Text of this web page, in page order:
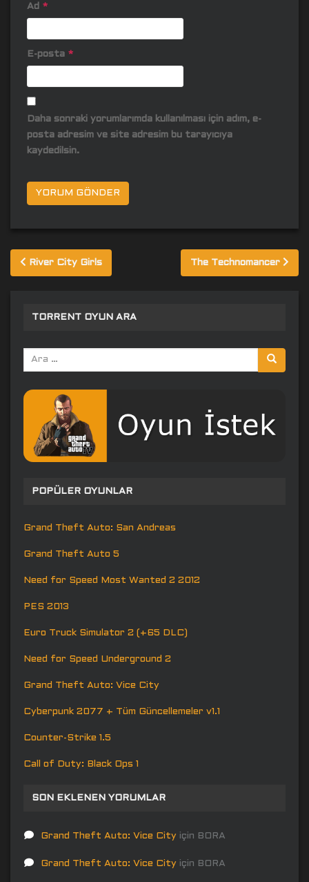
Ad *
E-posta *
Daha sonraki yorumlarımda kullanılması için adım, e-
posta adresim ve site adresim bu tarayıcıya
kaydedilsin.
Yazı
gezinmesi
River City Girls The Technomancer
TORRENT OYUN ARA
Arama
yap:
POPÜLER OYUNLAR
Grand Theft Auto: San Andreas
Grand Theft Auto 5
Need for Speed Most Wanted 2 2012
PES 2013
Euro Truck Simulator 2 (+65 DLC)
Need for Speed Underground 2
Grand Theft Auto: Vice City
Cyberpunk 2077 + Tüm Güncellemeler v1.1
Counter-Strike 1.5
Call of Duty: Black Ops 1
SON EKLENEN YORUMLAR
Grand Theft Auto: Vice City için BORA
Grand Theft Auto: Vice City için BORA